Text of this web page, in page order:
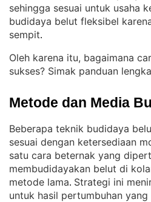
sehingga sesuai untuk usaha
budidaya belut fleksibel
sempit.
Oleh karena itu, bagaimana
sukses? Simak panduan
Metode dan Media
Beberapa teknik budidaya
sesuai dengan ketersediaan
satu cara beternak yang
membudidayakan belut di
metode lama. Strategi ini
untuk hasil pertumbuhan yang